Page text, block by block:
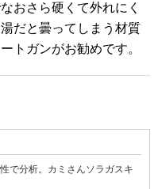
おさら硬くて外れにく
だと曇ってしまう材質
トガンがお勧めです。
で分析。カミさんソラガスキ